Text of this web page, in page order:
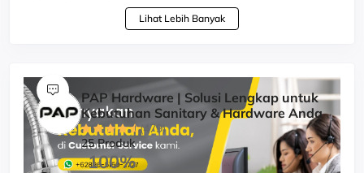
- Keluar Air Deras dan Halus
- Untuk Air Dingin
Lihat Lebih Banyak
PAP Hardware | Solusi Lengkap untuk
Kebutuhan Sanitary & Hardware Anda
(479)
25 Produk
100%